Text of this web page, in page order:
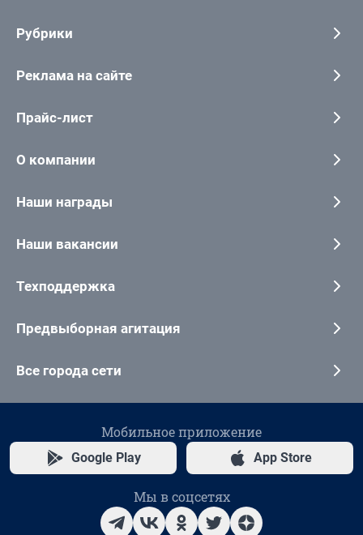
Рубрики
Реклама на сайте
Прайс-лист
О компании
Наши награды
Наши вакансии
Техподдержка
Предвыборная агитация
Все города сети
Мобильное приложение
Google Play App Store
Мы в соцсетях